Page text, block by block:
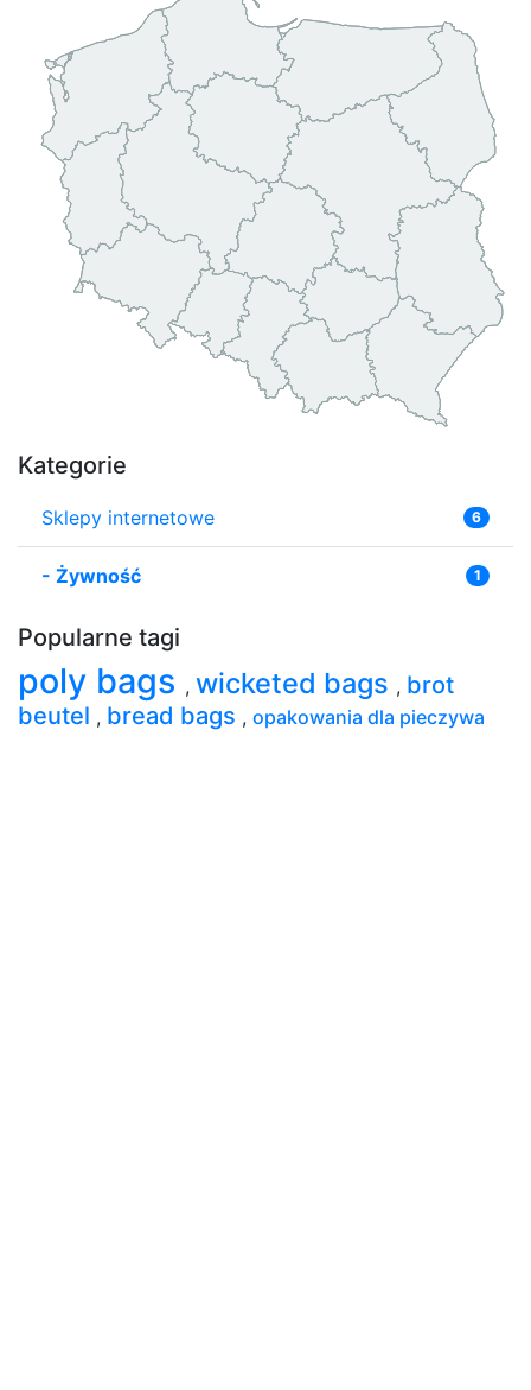
Kategorie
Sklepy internetowe 6
- Żywność 1
Popularne tagi
poly bags , wicketed bags , brot
beutel , bread bags , opakowania dla pieczywa